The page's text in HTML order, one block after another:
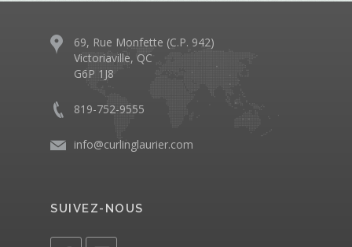
69, Rue Monfette (C.P. 942)
Victoriaville, QC
G6P 1J8
819-752-9555
info@curlinglaurier.com
SUIVEZ-NOUS